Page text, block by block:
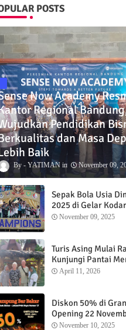
POSTS
Now Academy
Regional
Pendidikan
dan Masa
Baik
YATIMAN November 09,
Sepak Bola Usia
2025 di Gelar
November 09, 2025
Turis Asing Mulai
Kunjungi Pantai
Nikmati Sunrise dan
April 11, 2026
Diskon 50% di
Opening 22
Ofi Hadirkan
November 10, 2025